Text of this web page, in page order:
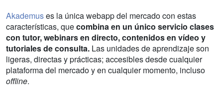
Akademuses la única webapp del mercado con estas
características, quecombina en un único servicio clases
con tutor, webinars en directo, contenidos en vídeo y
tutoriales de consulta. Las unidades de aprendizaje son
ligeras, directas y prácticas; accesibles desde cualquier
plataforma del mercado y en cualquier momento, incluso
offline.